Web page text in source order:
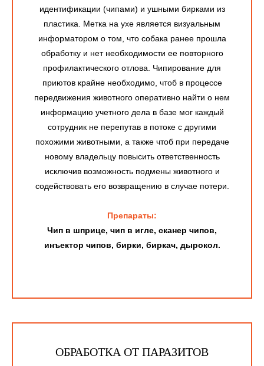
идентификации (чипами) и ушными бирками из
пластика. Метка на ухе является визуальным
информатором о том, что собака ранее прошла
обработку и нет необходимости ее повторного
профилактического отлова. Чипирование для
приютов крайне необходимо, чтоб в процессе
передвижения животного оперативно найти о нем
информацию учетного дела в базе мог каждый
сотрудник не перепутав в потоке с другими
похожими животными, а также чтоб при передаче
новому владельцу повысить ответственность
исключив возможность подмены животного и
содействовать его возвращению в случае потери.
Препараты:
Чип в шприце, чип в игле, сканер чипов,
инъектор чипов, бирки, биркач, дырокол.
ОБРАБОТКА ОТ ПАРАЗИТОВ